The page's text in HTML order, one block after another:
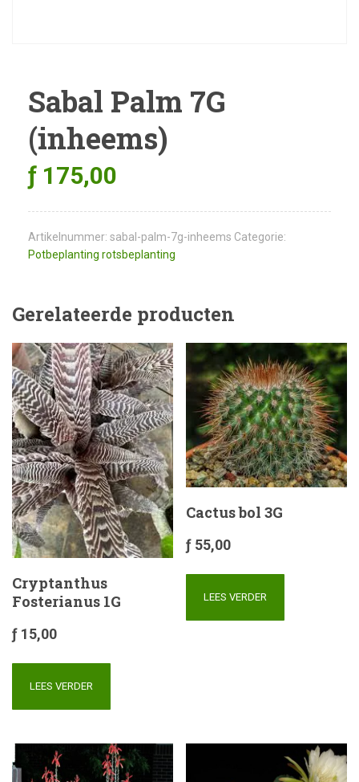
Sabal Palm 7G
(inheems)
ƒ 175,00
Artikelnummer: sabal-palm-7g-inheems Categorie:
Potbeplanting rotsbeplanting
Gerelateerde producten
Cryptanthus
Fosterianus 1G
ƒ 15,00
LEES VERDER
Cactus bol 3G
ƒ 55,00
LEES VERDER